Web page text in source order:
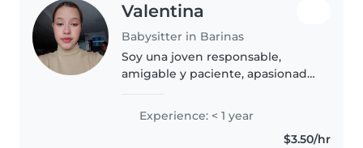
Valentina
Babysitter in Barinas
Soy una joven responsable,
amigable y paciente, apasionada
pequeños. Aunque tengo poca
experiencia directa, soy
Experience: < 1 year
$3.50/hr